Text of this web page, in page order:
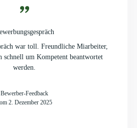
war toll. Freundliche Miarbeiter,
schnell um Kompetent beantwortet
werden.
Bewerber-Feedback
2. Dezember 2025